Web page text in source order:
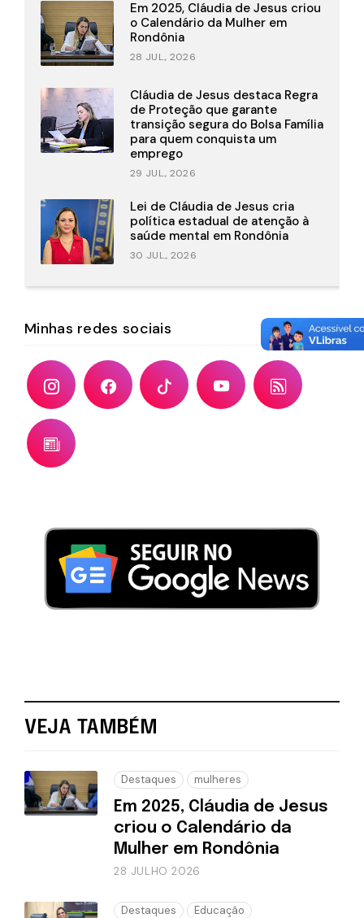
Em 2025, Cláudia de Jesus criou
o Calendário da Mulher em
Rondônia
28 JUL., 2026
Cláudia de Jesus destaca Regra
de Proteção que garante
transição segura do Bolsa Família
para quem conquista um
emprego
29 JUL., 2026
Lei de Cláudia de Jesus cria
política estadual de atenção à
saúde mental em Rondônia
30 JUL., 2026
Minhas redes sociais
VEJA TAMBÉM
Destaques mulheres
Em 2025, Cláudia de Jesus
criou o Calendário da
Mulher em Rondônia
28 JULHO 2026
Destaques Educação